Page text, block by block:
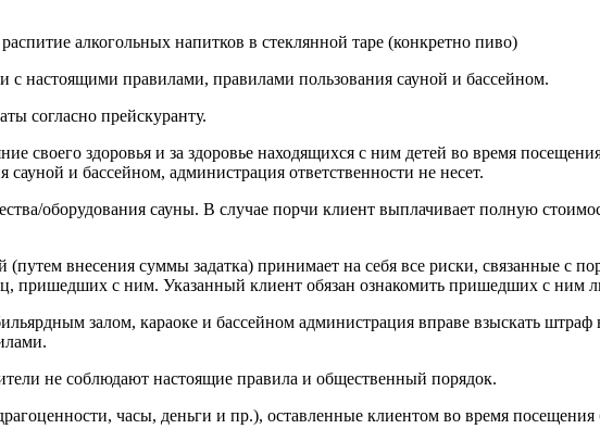
алкогольных напитков в стеклянной таре (конкретно пиво)
с настоящими правилами, правилами пользования сауной и бассейном.
согласно прейскуранту.
своего здоровья и за здоровье находящихся с ним детей во время
и бассейном, администрация ответственности не несет.
оборудования сауны. В случае порчи клиент выплачивает полную
внесения суммы задатка) принимает на себя все риски, связанные с
пришедших с ним. Указанный клиент обязан ознакомить пришедших с ним
залом, караоке и бассейном администрация вправе взыскать штраф
не соблюдают настоящие правила и общественный порядок.
часы, деньги и пр.), оставленные клиентом во время посещения